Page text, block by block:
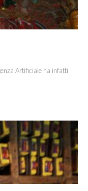
Artificiale ha infatti